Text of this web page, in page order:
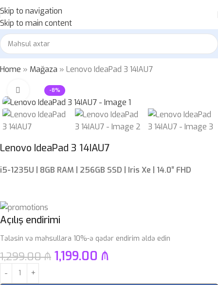
Skip to navigation
Skip to main content
Home » Mağaza » Lenovo IdeaPad 3 14IAU7
-8%
Böyütmək üçün klikləyin
Lenovo IdeaPad 3 14IAU7
i5-1235U | 8GB RAM | 256GB SSD | Iris Xe | 14.0″ FHD
Açılış endirimi
Tələsin və məhsullara 10%-ə qədər endirim əldə edin
1,299.00₼ 1,199.00 ₼